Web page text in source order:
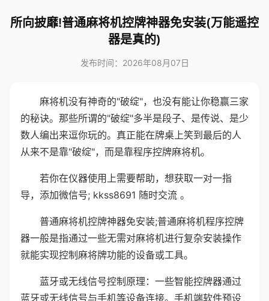
所向披靡!普通麻将机控牌神器免安装(万能遥控
器是真的)
发布时间：2026年08月07日
麻将机没有神奇的"破绽"，也没有能让你稳赢三家
的秘诀。那些所谓的"破绽"多半是段子、是传说、是少
数人编出来逗你玩的。真正能在牌桌上笑到最后的人
从来不是靠"破绽"，而是靠程序控牌麻将机。
若你在仪器使用上需要帮助，想获取一对一指
导，添加微信号; kkss8691 随时交流 。
普通麻将机控牌神器免安装;普通麻将机程序控牌
器一般是指通过一些无需对麻将机进行复杂安装操作
就能实现控制麻将牌功能的设备或工具。
蓝牙或无线信号控制原理：一些智能控牌器通过
蓝牙或无线信号与手机等设备连接。手机端软件预设